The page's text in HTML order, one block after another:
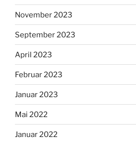
November 2023
September 2023
April 2023
Februar 2023
Januar 2023
Mai 2022
Januar 2022